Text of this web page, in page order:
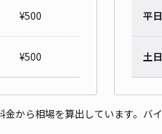
¥500
¥500
平日
土
から相場を算出しています。バ